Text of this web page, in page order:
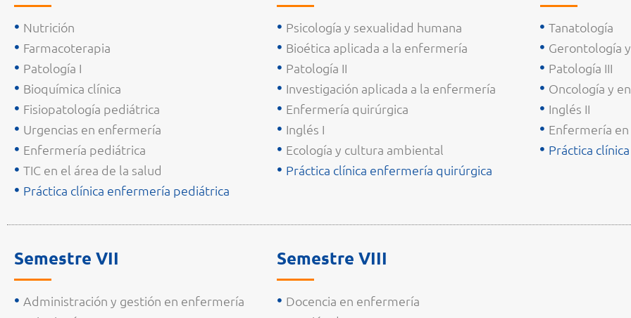
Nutrición
Farmacoterapia
Patología I
Bioquímica clínica
Fisiopatología pediátrica
Urgencias en enfermería
Enfermería pediátrica
TIC en el área de la salud
Práctica clínica enfermería pediátrica
Psicología y sexualidad humana
Bioética aplicada a la enfermería
Patología II
Investigación aplicada a la enfermería
Enfermería quirúrgica
Inglés I
Ecología y cultura ambiental
Práctica clínica enfermería quirúrgica
Tanatología
Gerontología
Patología III
Oncología y
Inglés II
Enfermería
Práctica
Semestre VII
Administración y gestión en enfermería
Semestre VIII
Docencia en enfermería